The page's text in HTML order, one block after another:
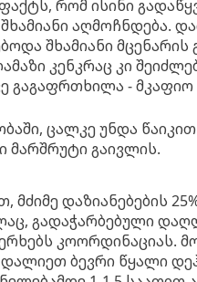
რომ ისინი
აღმოჩნდება.
შხამიანი მცენარის
კენკრაც კი
გაგაფრთხილა - მკაფიო
ცალკე უნდა
მარშრუტი გაივლის.
მძიმე დაზიანებების
გადაჭარბებული
კოორდინაციას.
ბევრი წყალი